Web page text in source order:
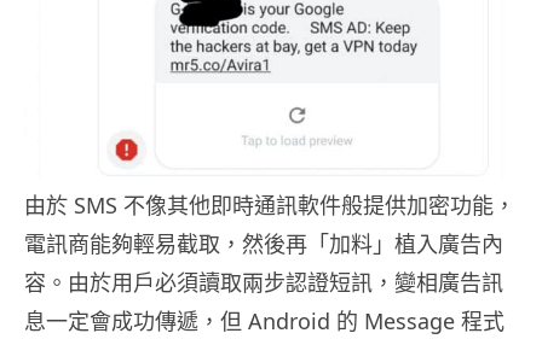
由於 SMS 不像其他即時通訊軟件般提供加密功能，
電訊商能夠輕易截取，然後再「加料」植入廣告內
容。由於用戶必須讀取兩步認證短訊，變相廣告訊
息一定會成功傳遞，但 Android 的 Message 程式